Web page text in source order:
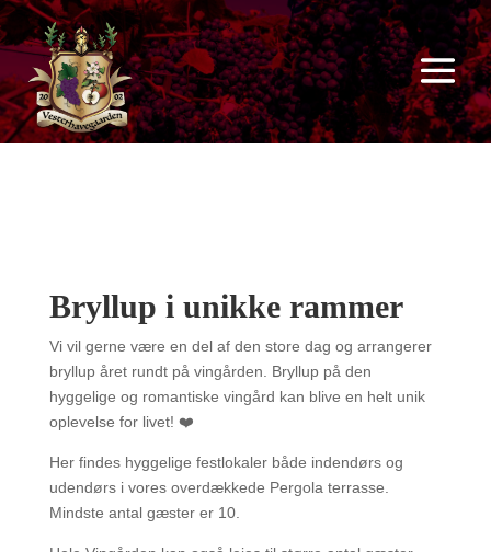
Bryllup i unikke rammer
Vi vil gerne være en del af den store dag og arrangerer
bryllup året rundt på vingården. Bryllup på den
hyggelige og romantiske vingård kan blive en helt unik
oplevelse for livet! ❤️
Her findes hyggelige festlokaler både indendørs og
udendørs i vores overdækkede Pergola terrasse.
Mindste antal gæster er 10.